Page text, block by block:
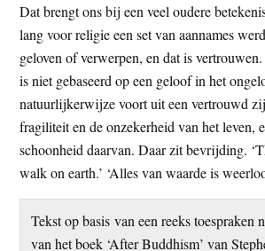
Dat brengt ons bij een veel oudere
lang voor religie een set van aannames
geloven of verwerpen, en dat is
is niet gebaseerd op een geloof in het
natuurlijkerwijze voort uit een vertrouwd
fragiliteit en de onzekerheid van het leven,
schoonheid daarvan. Daar zit bevrijding.
walk on earth.’ ‘Alles van waarde is
Tekst op basis van een reeks toespraken
van het boek ‘After Buddhism’ van